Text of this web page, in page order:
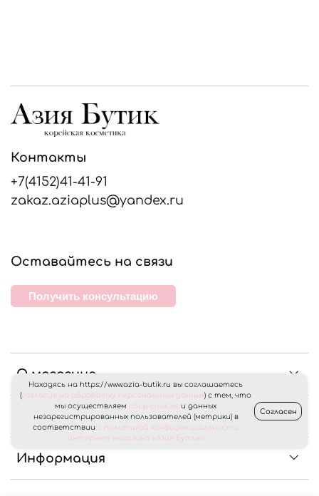
О магазине
Клиентам
Информация
Контакты
+7(4152)41-41-91
zakaz.aziaplus@yandex.ru
Оставайтесь на связи
Получить консультацию
Находясь на https://www.azia-butik.ru вы соглашаетесь
(согласие на обработку персональных данных) с тем, что
мы осуществляем сбор cookies и данных
незарегистрированных пользователей (метрики) в
соответствии с политикой конфиденциальности
интернет магазина «Азия Бутик»
Согласен